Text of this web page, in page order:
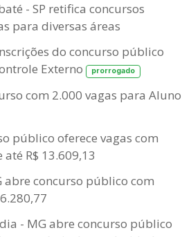
- SP retifica concursos
para diversas áreas
do concurso público
Externo
prorrogado
com 2.000 vagas para
público oferece vagas com
R$ 13.609,13
abre concurso público com
- MG abre concurso público